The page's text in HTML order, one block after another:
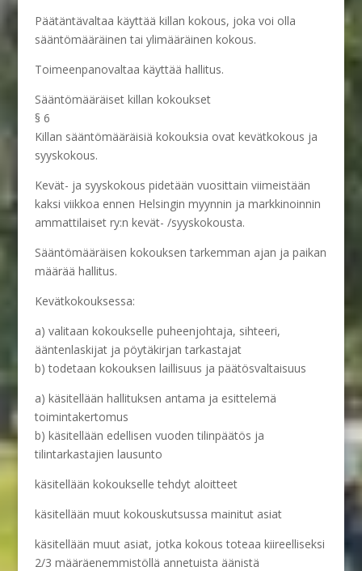
Päätäntävaltaa käyttää killan kokous, joka voi olla
sääntömääräinen tai ylimääräinen kokous.
Toimeenpanovaltaa käyttää hallitus.
Sääntömääräiset killan kokoukset
§ 6
Killan sääntömääräisiä kokouksia ovat kevätkokous ja
syyskokous.
Kevät- ja syyskokous pidetään vuosittain viimeistään
kaksi viikkoa ennen Helsingin myynnin ja markkinoinnin
ammattilaiset ry:n kevät- /syyskokousta.
Sääntömääräisen kokouksen tarkemman ajan ja paikan
määrää hallitus.
Kevätkokouksessa:
a) valitaan kokoukselle puheenjohtaja, sihteeri,
ääntenlaskijat ja pöytäkirjan tarkastajat
b) todetaan kokouksen laillisuus ja päätösvaltaisuus
a) käsitellään hallituksen antama ja esittelemä
toimintakertomus
b) käsitellään edellisen vuoden tilinpäätös ja
tilintarkastajien lausunto
käsitellään kokoukselle tehdyt aloitteet
käsitellään muut kokouskutsussa mainitut asiat
käsitellään muut asiat, jotka kokous toteaa kiireelliseksi
2/3 määräenemmistöllä annetuista äänistä